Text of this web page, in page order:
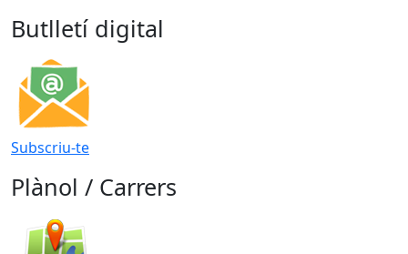
Butlletí digital
Subscriu-te
Plànol / Carrers